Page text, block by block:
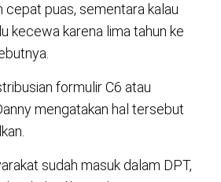
cepat puas, sementara kalau
kecewa karena lima tahun ke
formulir C6 atau
mengatakan hal tersebut
sudah masuk dalam DPT,